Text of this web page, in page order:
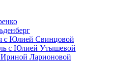
с Юлией Свинцовой
с Юлией Утышевой
Ларионовой